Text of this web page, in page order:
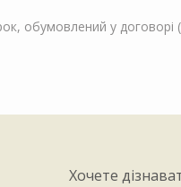
обумовлений у договорі
Хочете